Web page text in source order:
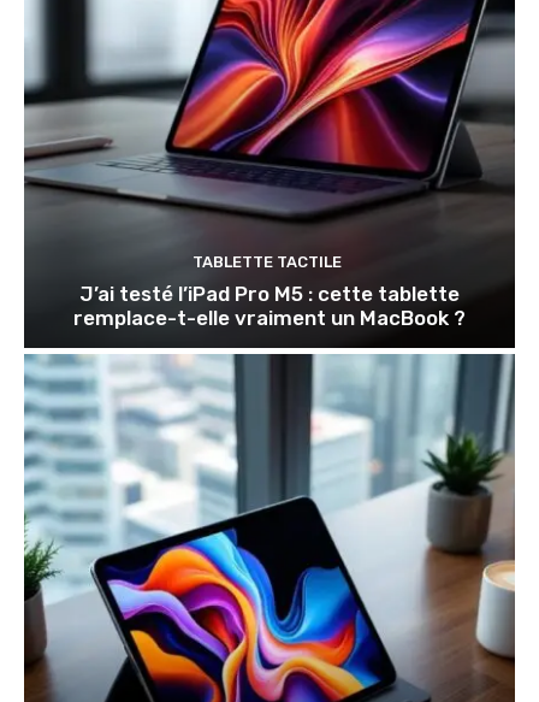
TABLETTE TACTILE
J’ai testé l’iPad Pro M5 : cette tablette
remplace-t-elle vraiment un MacBook ?